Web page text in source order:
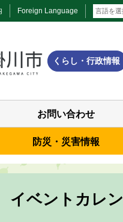
Foreign Language
くらし・行政情報
お問い合わせ
防災・災害情報
イベントカレ